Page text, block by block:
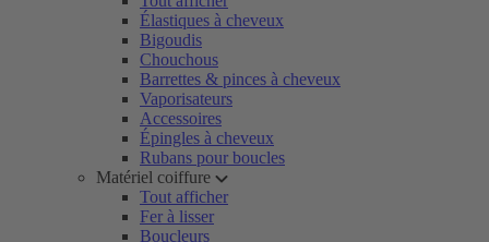
Élastiques à cheveux
Bigoudis
Chouchous
Barrettes & pinces à cheveux
Vaporisateurs
Accessoires
Épingles à cheveux
Rubans pour boucles
Matériel coiffure
Tout afficher
Fer à lisser
Boucleurs